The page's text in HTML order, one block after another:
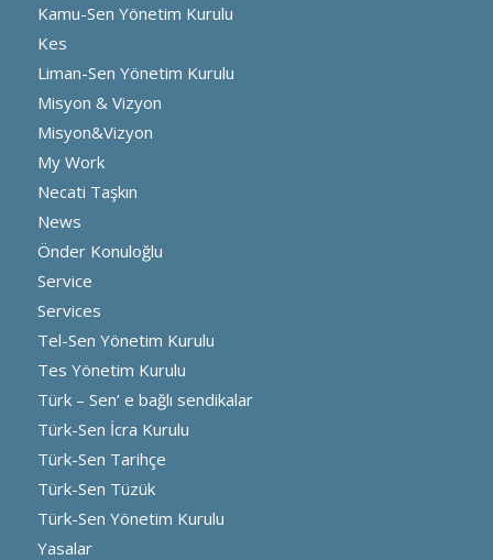
Kamu-Sen Yönetim Kurulu
Kes
Liman-Sen Yönetim Kurulu
Misyon & Vizyon
Misyon&Vizyon
My Work
Necati Taşkın
News
Önder Konuloğlu
Service
Services
Tel-Sen Yönetim Kurulu
Tes Yönetim Kurulu
Türk – Sen’ e bağlı sendikalar
Türk-Sen İcra Kurulu
Türk-Sen Tarihçe
Türk-Sen Tüzük
Türk-Sen Yönetim Kurulu
Yasalar